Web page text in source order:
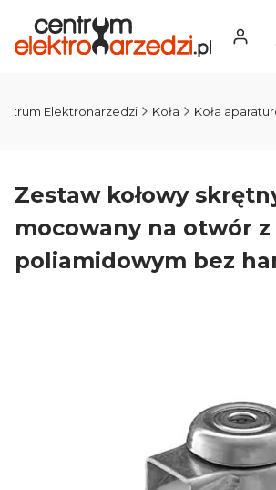
Elektronarzedzi Koła Koła
Zestaw kołowy
mocowany na otwór z
poliamidowym bez